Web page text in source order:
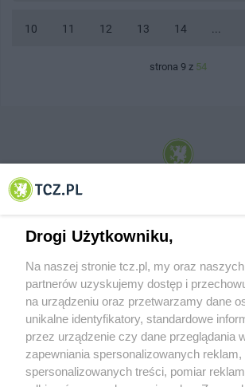
10 11 12 13 14
strona 9 z 54
© 2001-2026 Tczew - TCZ.PL Sp. z o.o. Internetowy
O FIRMIE POLITYKA
Drogi Użytkowniku,
Na naszej stronie tcz.pl, my oraz
partnerów uzyskujemy dostęp i
na urządzeniu oraz przetwarzamy dane
unikalne identyfikatory, standardowe
przez urządzenie czy dane przeglądania
zapewniania spersonalizowanych
spersonalizowanych treści, pomiar